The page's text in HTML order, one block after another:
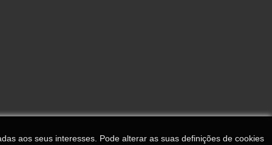
aos seus interesses. Pode alterar as suas definições de cookies